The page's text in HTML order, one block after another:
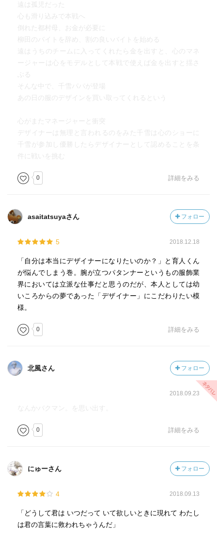
遠は孤児だった
心も滑り込みで本戦へ
倒れた都村母、お金が必要に
柳田のバイトを辞め、割の良いバイトを始める
遠はうちのチームに入ってくれたら金を出すと、心のマネ
ージャーは心をモデルとして本戦で使えば金を出すと揺さ
ぶる
そんな中で、千雪パパが登場
あの日の服のデザインを買い取ってくれるという
心がまたマネージャーと衝突
デザイナーは無理と言われるのをみた千雪は心のショーに
千雪が参加し優勝したらデザイナーとして認めることを条
件に戦いを挑む
0 詳細をみる
asaitatsuyaさん フォロー
5 2018.12.18
「自分は本当にデザイナーになりたいのか？」と育人くん
が悩んでしまう巻。腕が立つパタンナーというもの服飾業
界においては立派な仕事だと思うのだが、本人としては幼
いころからの夢であった「デザイナー」にこだわりたい模
様。
0 詳細をみる
北風さん フォロー
2018.09.23
なんかバクマン。を思い出す。
0 詳細をみる
にゅーさん フォロー
4 2018.09.13
「どうして君は いつだって いて欲しいときに現れて わたし
は君の言葉に救われちゃうんだ」